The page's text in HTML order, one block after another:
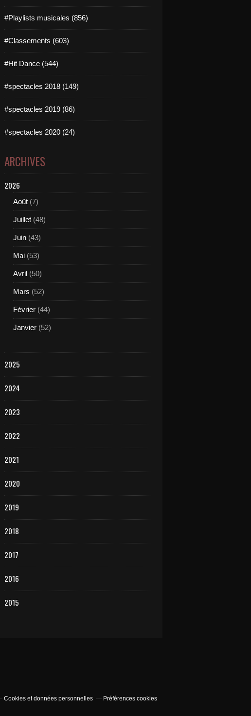
#Playlists musicales (856)
#Classements (603)
#Hit Dance (544)
#spectacles 2018 (149)
#spectacles 2019 (86)
#spectacles 2020 (24)
ARCHIVES
2026
Août (7)
Juillet (48)
Juin (43)
Mai (53)
Avril (50)
Mars (52)
Février (44)
Janvier (52)
2025
2024
2023
2022
2021
2020
2019
2018
2017
2016
2015
Cookies et données personnelles Préférences cookies